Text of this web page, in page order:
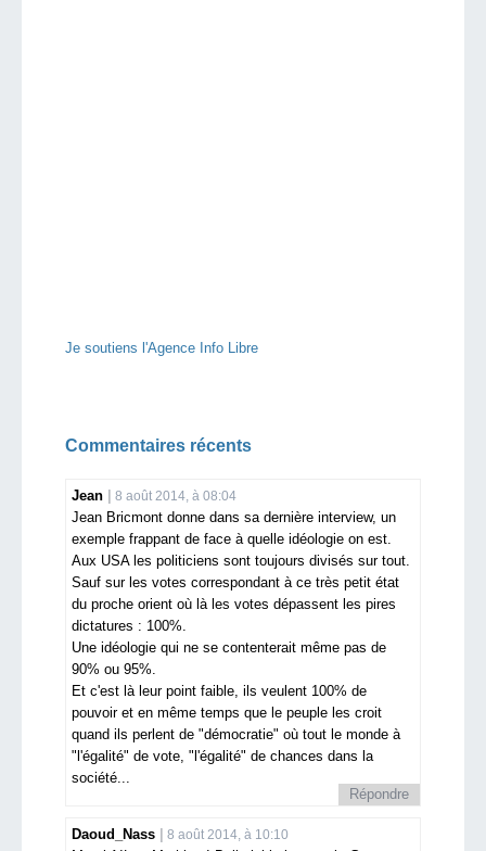
Je soutiens l'Agence Info Libre
Commentaires récents
Jean 8 août 2014, à 08:04
Jean Bricmont donne dans sa dernière interview, un
exemple frappant de face à quelle idéologie on est.
Aux USA les politiciens sont toujours divisés sur tout.
Sauf sur les votes correspondant à ce très petit état
du proche orient où là les votes dépassent les pires
dictatures : 100%.
Une idéologie qui ne se contenterait même pas de
90% ou 95%.
Et c'est là leur point faible, ils veulent 100% de
pouvoir et en même temps que le peuple les croit
quand ils perlent de "démocratie" où tout le monde à
"l'égalité" de vote, "l'égalité" de chances dans la
société...
Répondre
Daoud_Nass 8 août 2014, à 10:10